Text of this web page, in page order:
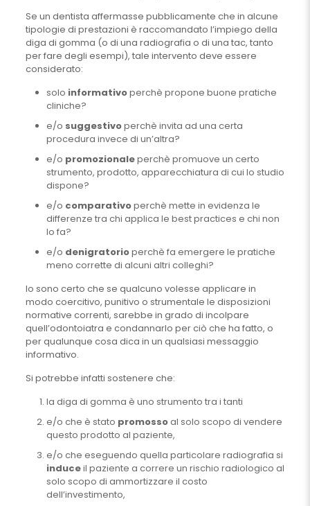
Se un dentista affermasse pubblicamente che in alcune
tipologie di prestazioni è raccomandato l’impiego della
diga di gomma (o di una radiografia o di una tac, tanto
per fare degli esempi), tale intervento deve essere
considerato:
solo informativoperchè propone buone pratiche
cliniche?
e/o suggestivoperchè invita ad una certa
procedura invece di un’altra?
e/o promozionaleperchè promuove un certo
strumento, prodotto, apparecchiatura di cui lo studio
dispone?
e/o comparativoperchè mette in evidenza le
differenze tra chi applica le best practices e chi non
lo fa?
e/o denigratorioperchè fa emergere le pratiche
meno corrette di alcuni altri colleghi?
Io sono certo che se qualcuno volesse applicare in
modo coercitivo, punitivo o strumentale le disposizioni
normative correnti, sarebbe in grado di incolpare
quell’odontoiatra e condannarlo per ciò che ha fatto, o
per qualunque cosa dica in un qualsiasi messaggio
informativo.
Si potrebbe infatti sostenere che:
la diga di gomma è uno strumento tra i tanti
e/o che è stato promossoal solo scopo di vendere
questo prodotto al paziente,
e/o che eseguendo quella particolare radiografia si
induceil paziente a correre un rischio radiologico al
solo scopo di ammortizzare il costo
dell’investimento,